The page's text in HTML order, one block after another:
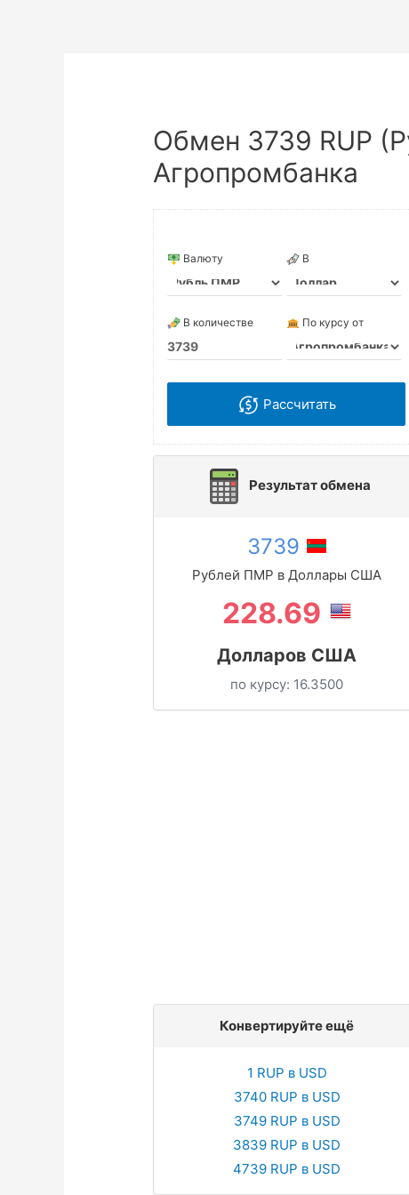
Обмен 3739 RUP
Агропромбанка
Валюту В
В количестве По курсу от
Рассчитать
Результат обмена
3739
Рублей ПМР в Доллары США
228.69
Долларов США
по курсу: 16.3500
Конвертируйте ещё
1 RUP в USD
3740 RUP в USD
3749 RUP в USD
3839 RUP в USD
4739 RUP в USD